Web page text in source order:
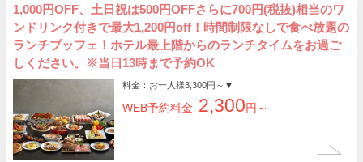
1,000円OFF、土日祝は500円OFFさらに700円(税抜)相当のワ
ンドリンク付きで最大1,200円off！時間制限なしで食べ放題の
ランチブッフェ！ホテル最上階からのランチタイムをお過ご
しください。※当日13時まで予約OK
料金：お一人様3,300円～ ▼
WEB予約料金 2,300円～